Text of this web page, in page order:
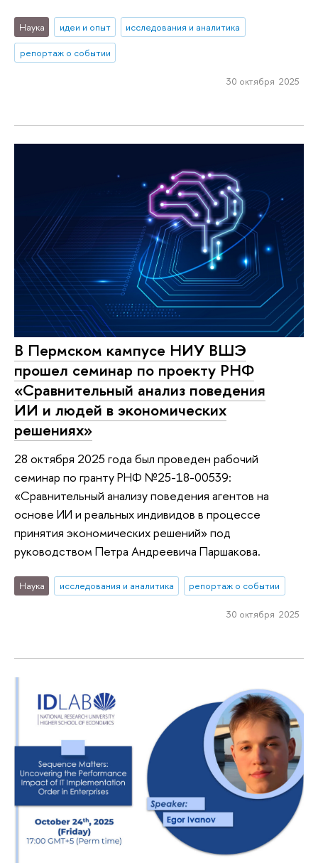
Наука идеи и опыт
исследования и аналитика
репортаж о событии
30 октября 2025
В Пермском кампусе НИУ ВШЭ
прошел семинар по проекту РНФ
«Сравнительный анализ поведения
ИИ и людей в экономических
решениях»
28 октября 2025 года был проведен рабочий
семинар по гранту РНФ №25-18-00539:
«Сравнительный анализу поведения агентов на
основе ИИ и реальных индивидов в процессе
принятия экономических решений» под
руководством Петра Андреевича Паршакова.
Наука исследования и аналитика репортаж о событии
30 октября 2025